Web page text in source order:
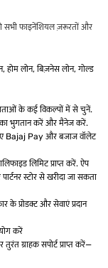
सभी फाइनेंशियल ज़रूरतों और
होम लोन, बिज़नेस लोन, गोल्ड
के कई विकल्पों में से चुनें.
का भुगतान करें और मैनेज करें.
Bajaj Pay और बजाज वॉलेट
लिमिट प्राप्त करें. ऐप
स्टोर से खरीदा जा सकता
के प्रोडक्ट और सेवाएं प्रदान
करें
ग्राहक सपोर्ट प्राप्त करें—